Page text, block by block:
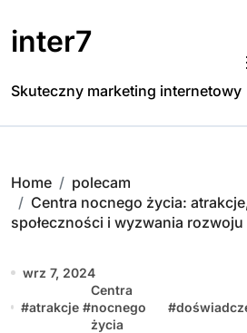
to
content
inter7
Skuteczny marketing internetowy
Home
polecam
Centra nocnego życia:
społeczności i wyzwania rozwoju
wrz 7, 2024
#atrakcje #
Centra
nocnego
życia
#